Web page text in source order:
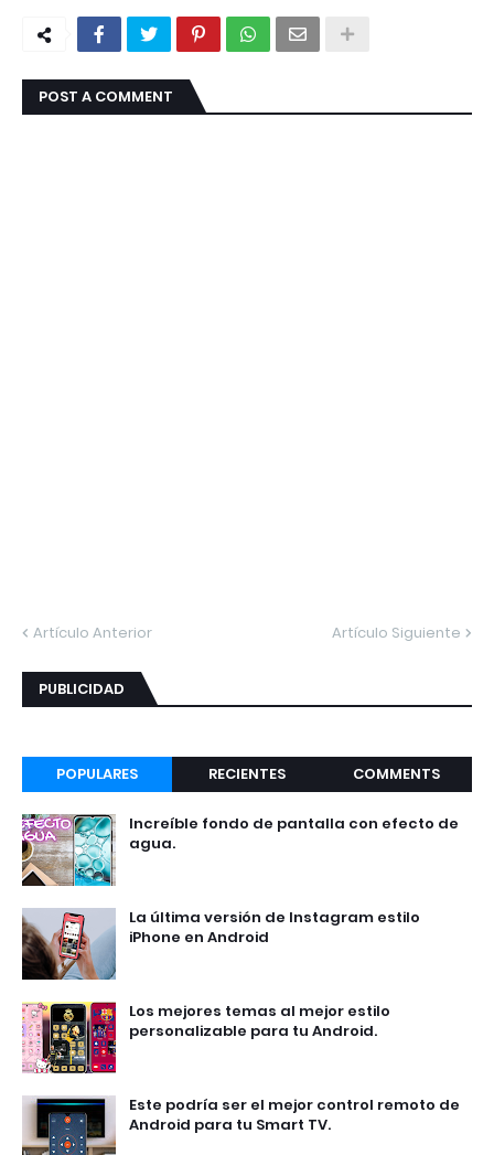
POST A COMMENT
Artículo Anterior Artículo Siguiente
PUBLICIDAD
POPULARES RECIENTES COMMENTS
Increíble fondo de pantalla con efecto de
agua.
La última versión de Instagram estilo
iPhone en Android
Los mejores temas al mejor estilo
personalizable para tu Android.
Este podría ser el mejor control remoto de
Android para tu Smart TV.